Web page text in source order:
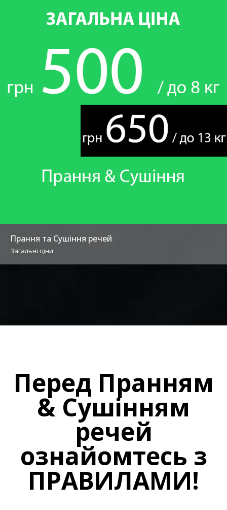
Прання та Сушіння речей
Загальні ціни
Перед Пранням
& Сушінням
речей
ознайомтесь з
ПРАВИЛАМИ!